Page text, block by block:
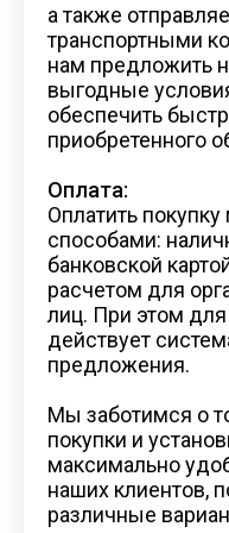
а также
транспортными
нам предложить
выгодные
обеспечить
приобретенного
Оплата:
Оплатить
способами:
банковской
расчетом для
лиц. При этом
действует
предложения.
Мы заботимся о
покупки и
максимально
наших клиентов,
различные